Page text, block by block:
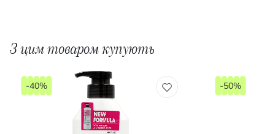
З цим товаром купують
-40% -50%